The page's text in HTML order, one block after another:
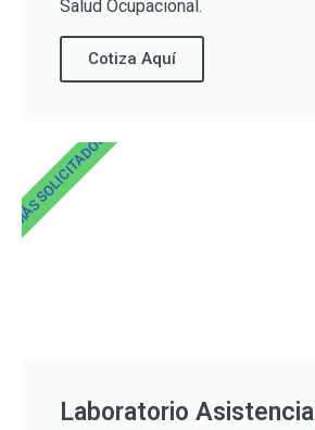
Salud Ocupacional.
Cotiza Aquí
Laboratorio Asistencial
MÁS SOLICITADOS